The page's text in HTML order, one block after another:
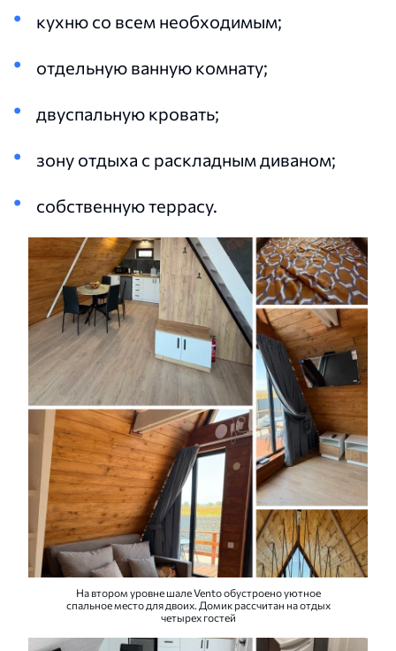
кухню со всем необходимым;
отдельную ванную комнату;
двуспальную кровать;
зону отдыха с раскладным диваном;
собственную террасу.
На втором уровне шале Vento обустроено уютное
спальное место для двоих. Домик рассчитан на отдых
четырех гостей